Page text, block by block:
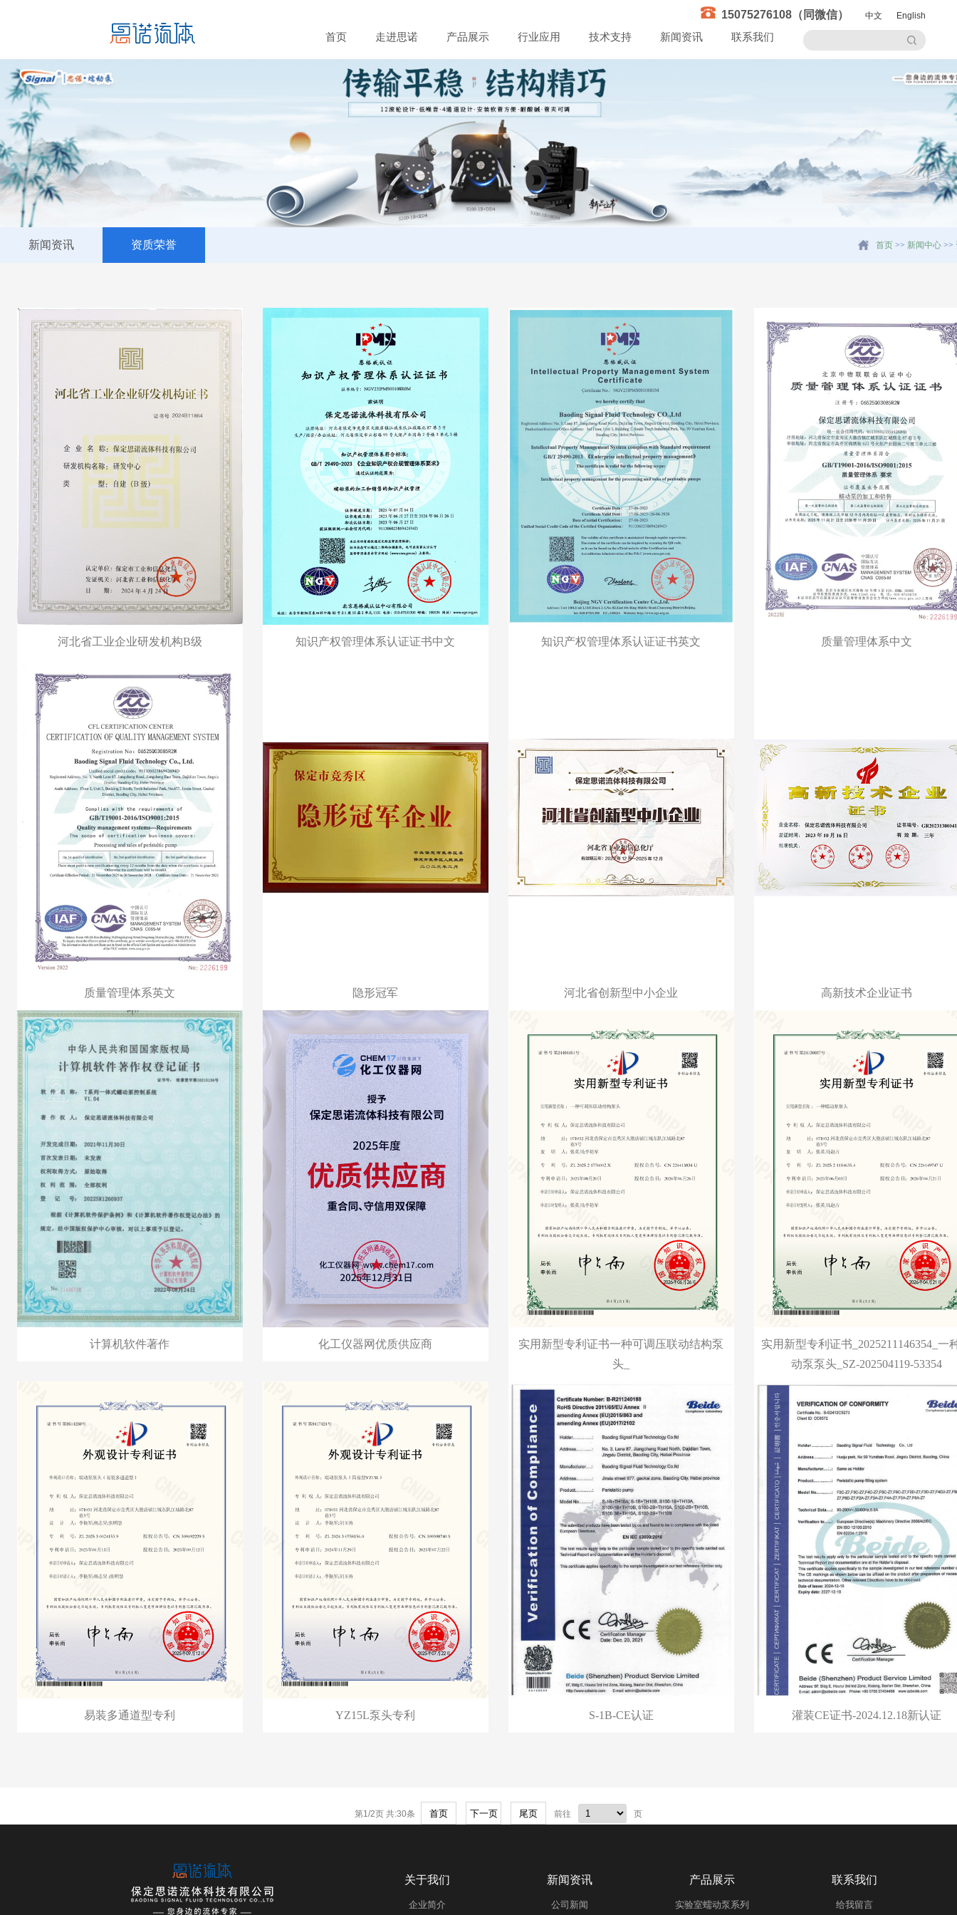
15075276108（同微信） 中文 English
首页 走进思诺 产品展示 行业应用 技术支持 新闻资讯 联系我们
新闻资讯 资质荣誉 首页 >> 新闻中心 >>
河北省工业企业研发机构B级 知识产权管理体系认证证书中文 知识产权管理体系认证证书英文 质量管理体系中文
质量管理体系英文 隐形冠军 河北省创新型中小企业 高新技术企业证书
计算机软件著作 化工仪器网优质供应商
实用新型专利证书一种可调压联动结构泵
头_
实用新型专利证书_2025211146354_一
动泵泵头_SZ-202504119-53354
易装多通道型专利 YZ15L泵头专利 S-1B-CE认证 灌装CE证书-2024.12.18新认证
第1/2页 共:30条 前往 页
关于我们
企业简介
新闻资讯
公司新闻
产品展示
实验室蠕动泵系列
联系我们
给我留言